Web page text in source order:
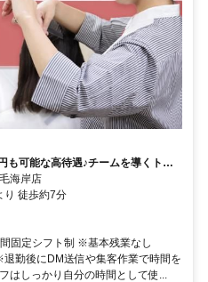
も可能な高待遇♪チームを導くトッ
海岸店
り 徒歩約7分
固定シフト制 ※基本残業なし
勤後にDM送信や集客作業で時間を
はしっかり自分の時間として使...